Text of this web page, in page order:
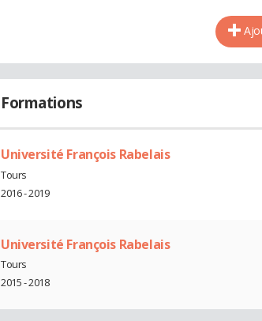
Formations
Université François Rabelais
Tours
2016 - 2019
Université François Rabelais
Tours
2015 - 2018